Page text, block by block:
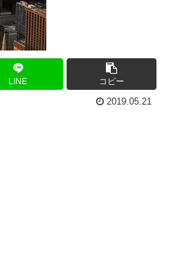
LINE コピー
2019.05.21